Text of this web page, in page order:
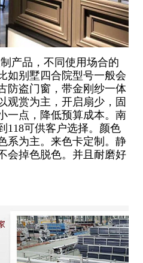
产品，不同使用场合的
如别墅四合院型号一般会
防盗门窗，带金刚纱一体
观赏为主，开启扇少，固
一点，降低预算成本。南
118可供客户选择。颜色
系为主。来色卡定制。静
会掉色脱色。并且耐磨好